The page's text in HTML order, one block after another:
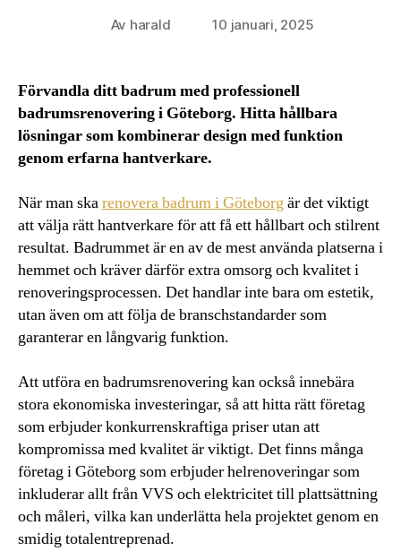
Inläggsförfattare
Av harald Inläggsdatum
10 januari, 2025
Förvandla ditt badrum med professionell
badrumsrenovering i Göteborg. Hitta hållbara
lösningar som kombinerar design med funktion
genom erfarna hantverkare.
När man skarenovera badrum i Göteborgär det viktigt
att välja rätt hantverkare för att få ett hållbart och stilrent
resultat. Badrummet är en av de mest använda platserna i
hemmet och kräver därför extra omsorg och kvalitet i
renoveringsprocessen. Det handlar inte bara om estetik,
utan även om att följa de branschstandarder som
garanterar en långvarig funktion.
Att utföra en badrumsrenovering kan också innebära
stora ekonomiska investeringar, så att hitta rätt företag
som erbjuder konkurrenskraftiga priser utan att
kompromissa med kvalitet är viktigt. Det finns många
företag i Göteborg som erbjuder helrenoveringar som
inkluderar allt från VVS och elektricitet till plattsättning
och måleri, vilka kan underlätta hela projektet genom en
smidig totalentreprenad.